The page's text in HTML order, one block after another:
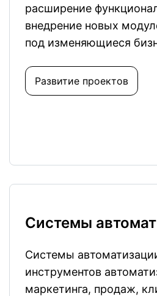
расширение
внедрение новых
под изменяющиеся
Развитие проектов
Системы
Системы
инструментов
маркетинга, продаж,